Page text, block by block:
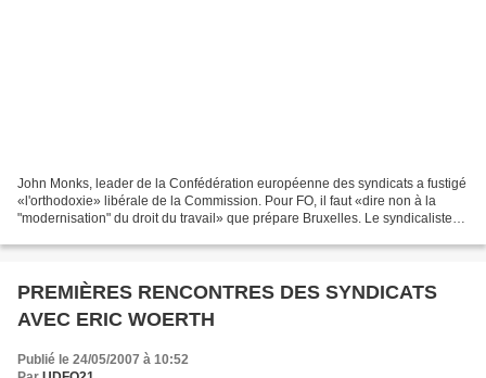
John Monks, leader de la Confédération européenne des syndicats a fustigé
«l'orthodoxie» libérale de la Commission. Pour FO, il faut «dire non à la
"modernisation" du droit du travail» que prépare Bruxelles. Le syndicaliste
PREMIÈRES RENCONTRES DES SYNDICATS
AVEC ERIC WOERTH
Publié le 24/05/2007 à 10:52